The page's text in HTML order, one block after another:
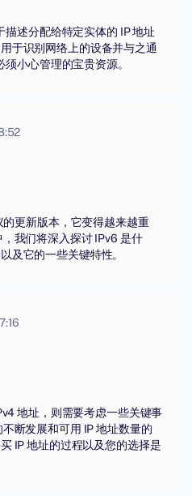
描述分配给特定实体的 IP 地址
于识别网络上的设备并与之通
小心管理的宝贵资源。
更新版本，它变得越来越重
我们将深入探讨 IPv6 是什
及它的一些关键特性。
地址，则需要考虑一些关键事
断发展和可用 IP 地址数量的
IP 地址的过程以及您的选择是